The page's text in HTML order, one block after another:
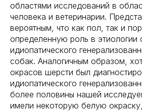
областями исследований в
человека и ветеринарии.
вероятным, что как пол, так и
определенную роль в этиологии
идиопатического
собак. Аналогичным образом,
окрасов шерсти был
идиопатического
более половины нашей
имели некоторую белую